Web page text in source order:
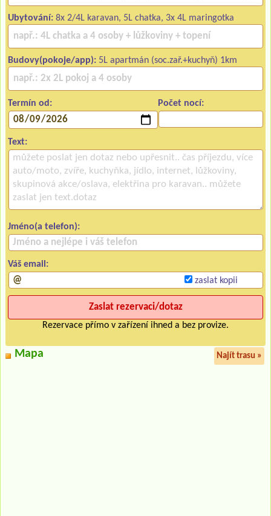
Ubytování: 8x 2/4L karavan, 5L chatka, 3x 4L maringotka
Budovy(pokoje/app): 5L apartmán (soc.zař.+kuchyň) 1km
Termín od: Počet nocí:
Text:
Jméno(a telefon):
Váš email:
zaslat kopii
Rezervace přímo v zařízení ihned a bez provize.
Mapa Najít trasu »